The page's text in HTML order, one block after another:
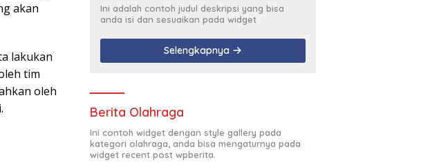
akan
lakukan
tim
oleh
Ini adalah contoh judul deskripsi yang bisa
anda isi dan sesuaikan pada widget
Selengkapnya
Berita Olahraga
Ini contoh widget dengan style gallery pada
kategori olahraga, anda bisa mengaturnya pada
widget recent post wpberita.